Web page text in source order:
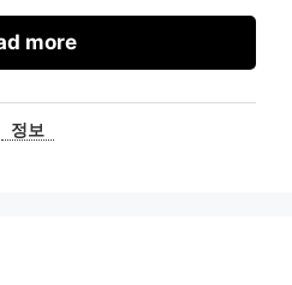
more
카정보